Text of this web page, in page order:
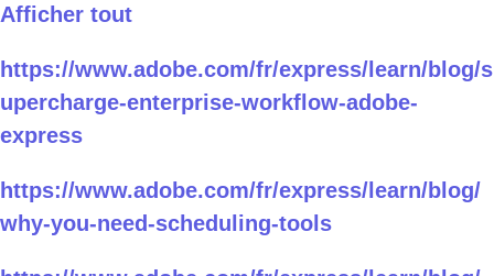
Afficher tout
https://www.adobe.com/fr/express/learn/blog/s
upercharge-enterprise-workflow-adobe-
express
https://www.adobe.com/fr/express/learn/blog/
why-you-need-scheduling-tools